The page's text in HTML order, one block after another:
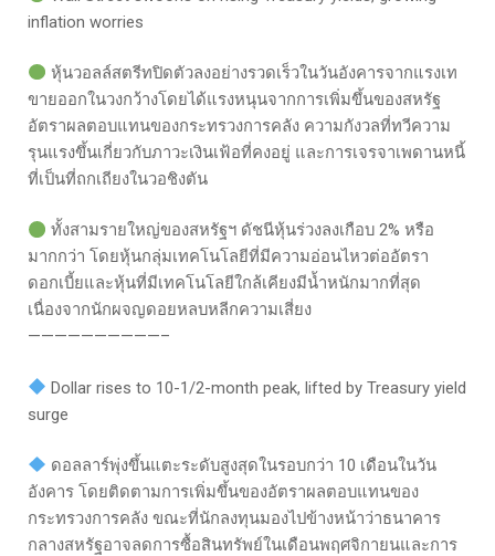
inflation worries
หุ้นวอลล์สตรีทปิดตัวลงอย่างรวดเร็วในวันอังคารจากแรงเท
ขายออกในวงกว้างโดยได้แรงหนุนจากการเพิ่มขึ้นของสหรัฐ
อัตราผลตอบแทนของกระทรวงการคลัง ความกังวลที่ทวีความ
รุนแรงขึ้นเกี่ยวกับภาวะเงินเฟ้อที่คงอยู่ และการเจรจาเพดานหนี้
ที่เป็นที่ถกเถียงในวอชิงตัน
ทั้งสามรายใหญ่ของสหรัฐฯ ดัชนีหุ้นร่วงลงเกือบ 2% หรือ
มากกว่า โดยหุ้นกลุ่มเทคโนโลยีที่มีความอ่อนไหวต่ออัตรา
ดอกเบี้ยและหุ้นที่มีเทคโนโลยีใกล้เคียงมีน้ำหนักมากที่สุด
เนื่องจากนักผจญดอยหลบหลีกความเสี่ยง
——————————–
Dollar rises to 10-1/2-month peak, lifted by Treasury yield
surge
ดอลลาร์พุ่งขึ้นแตะระดับสูงสุดในรอบกว่า 10 เดือนในวัน
อังคาร โดยติดตามการเพิ่มขึ้นของอัตราผลตอบแทนของ
กระทรวงการคลัง ขณะที่นักลงทุนมองไปข้างหน้าว่าธนาคาร
กลางสหรัฐอาจลดการซื้อสินทรัพย์ในเดือนพฤศจิกายนและการ